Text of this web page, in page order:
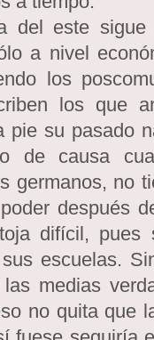
del este sigue
a nivel
los
los que
pie su pasado
de causa
germanos, no
después
difícil, pues
escuelas.
las medias
no quita que